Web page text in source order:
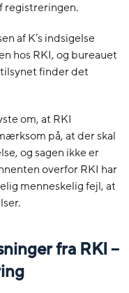
registreringen.
af K’s indsigelse
hos RKI, og bureauet
finder det
om, at RKI
på, at der skal
og sagen ikke er
overfor RKI har
menneskelig fejl, at
fra RKI –